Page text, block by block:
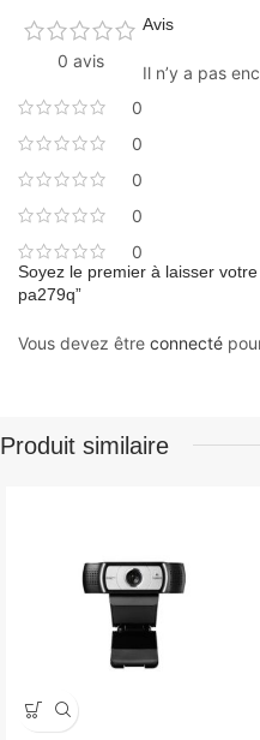
0 avis
0
0
0
0
0
Avis
Il n’y a pas
Soyez le premier à laisser
pa279q”
Vous devez être connecté
Produit similaire